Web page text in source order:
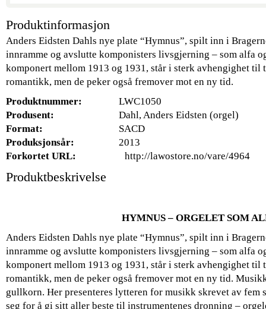
Produktinformasjon
Anders Eidsten Dahls nye plate “Hymnus”, spilt inn i
innramme og avslutte komponisters livsgjerning – som alfa
komponert mellom 1913 og 1931, står i sterk avhengighet til
romantikk, men de peker også fremover mot en ny tid.
LWC1050
Produktnummer:
Dahl, Anders Eidsten (orgel)
Produsent:
SACD
Format:
2013
Produksjonsår:
http://lawostore.no/vare/4964
Forkortet URL:
Produktbeskrivelse
HYMNUS – ORGELET SOM
Anders Eidsten Dahls nye plate “Hymnus”, spilt inn i
innramme og avslutte komponisters livsgjerning – som alfa
komponert mellom 1913 og 1931, står i sterk avhengighet til
romantikk, men de peker også fremover mot en ny tid.
gullkorn. Her presenteres lytteren for musikk skrevet av fem
seg for å gi sitt aller beste til instrumentenes dronning –